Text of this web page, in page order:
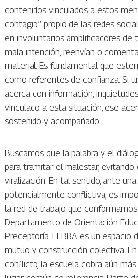
contenidos vinculados a estos
contagio” propio de las redes
en involuntarios amplificadores de
mala intención, reenvían o
material. Es fundamental que
como referentes de confianza. Si
acerca con información,
vinculado a esta situación, ese
sostenido y acompañado.
Buscamos que la palabra y el
para tramitar el malestar, evitando
viralización. En tal sentido, ante
potencialmente conflictiva, es
la red de trabajo que
Departamento de Orientación
Preceptoría. El BBA es un espacio
mutuo y construcción colectiva.
conflicto, la escuela cobra aún